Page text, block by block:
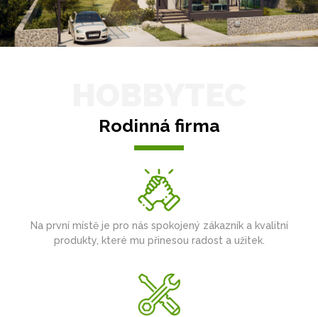
Rodinná firma
Na první místě je pro nás spokojený zákazník a kvalitní
produkty, které mu přinesou radost a užitek.